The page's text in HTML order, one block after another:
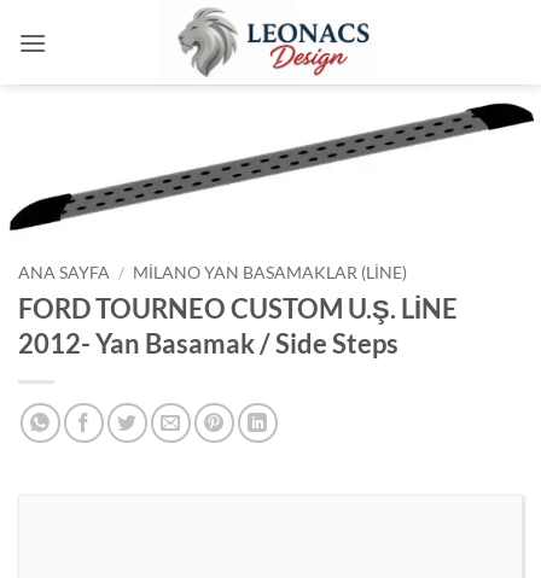
atla
ANA SAYFA / MILANO YAN BASAMAKLAR (LINE)
FORD TOURNEO CUSTOM U.Ş. LİNE
2012- Yan Basamak / Side Steps